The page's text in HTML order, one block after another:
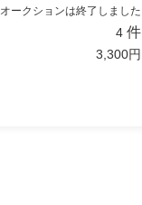
オークションは終了しました
4 件
3,300円